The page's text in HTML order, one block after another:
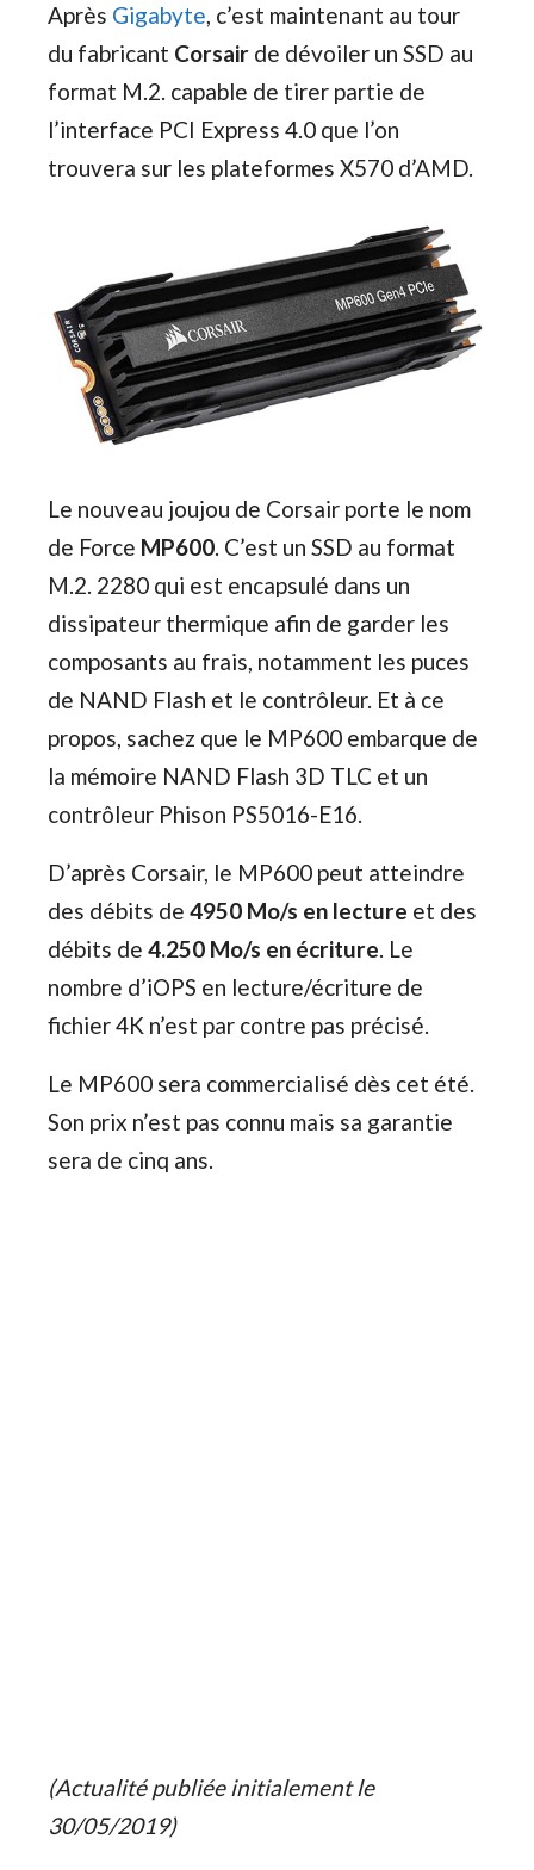
Après Gigabyte, c’est maintenant au tour
du fabricant Corsair de dévoiler un SSD au
format M.2. capable de tirer partie de
l’interface PCI Express 4.0 que l’on
trouvera sur les plateformes X570 d’AMD.
Le nouveau joujou de Corsair porte le nom
de Force MP600. C’est un SSD au format
M.2. 2280 qui est encapsulé dans un
dissipateur thermique afin de garder les
composants au frais, notamment les puces
de NAND Flash et le contrôleur. Et à ce
propos, sachez que le MP600 embarque de
la mémoire NAND Flash 3D TLC et un
contrôleur Phison PS5016-E16.
D’après Corsair, le MP600 peut atteindre
des débits de 4950 Mo/s en lecture et des
débits de 4.250 Mo/s en écriture. Le
nombre d’iOPS en lecture/écriture de
fichier 4K n’est par contre pas précisé.
Le MP600 sera commercialisé dès cet été.
Son prix n’est pas connu mais sa garantie
sera de cinq ans.
(Actualité publiée initialement le
30/05/2019)